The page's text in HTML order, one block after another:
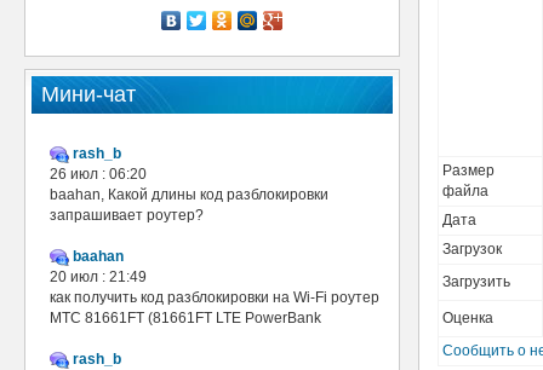
Мини-чат
rash_b
26 июл : 06:20
baahan, Какой длины код разблокировки
запрашивает роутер?
baahan
20 июл : 21:49
как получить код разблокировки на Wi-Fi роутер
МТС 81661FT (81661FT LTE PowerBank
rash_b
Размер
файла
Дата
Загрузок
Загрузить
Оценка
Сообщить о